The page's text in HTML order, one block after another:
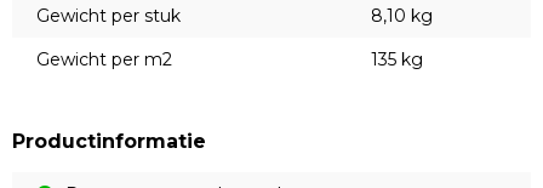
Gewicht per stuk
8,10 kg
Gewicht per m2
135 kg
Productinformatie